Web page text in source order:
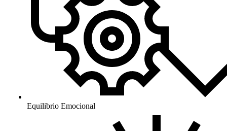
Equilibrio Emocional